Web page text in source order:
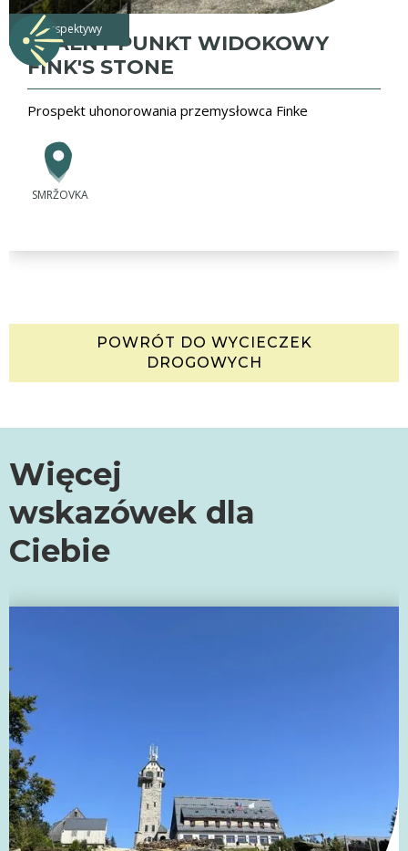
perspektywy
SKALNY PUNKT WIDOKOWY
FINK'S STONE
Prospekt uhonorowania przemysłowca Finke
SMRŽOVKA
POWRÓT DO WYCIECZEK
DROGOWYCH
Więcej
wskazówek dla
Ciebie